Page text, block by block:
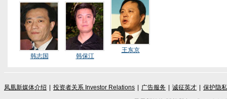
韩志国 韩保江
王东京
凤凰新媒体介绍 投资者关系 Investor Relations 广告服务 诚征英才
保护隐